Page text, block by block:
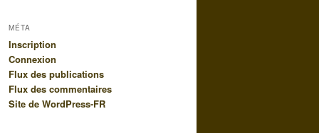
MÉTA
Inscription
Connexion
Flux des publications
Flux des commentaires
Site de WordPress-FR